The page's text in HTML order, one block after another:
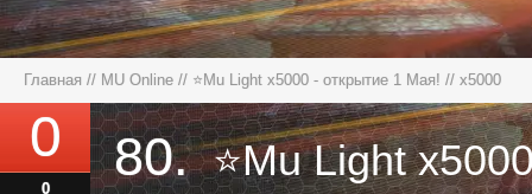
Главная // MU Online // ⭐Mu Light x5000 - открытие 1 Мая! // x5000
0
0
80.